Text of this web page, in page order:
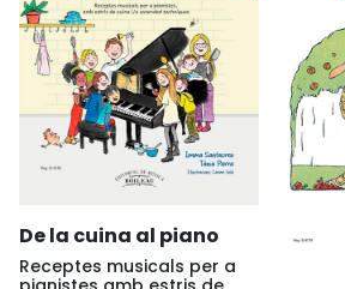
De la cuina al piano
Receptes musicals per a